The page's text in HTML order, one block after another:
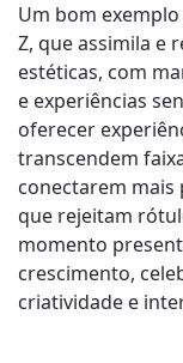
Um bom
Z, que assimila e
estéticas, com
e experiências
oferecer
transcendem
conectarem
que rejeitam
momento
crescimento,
criatividade e